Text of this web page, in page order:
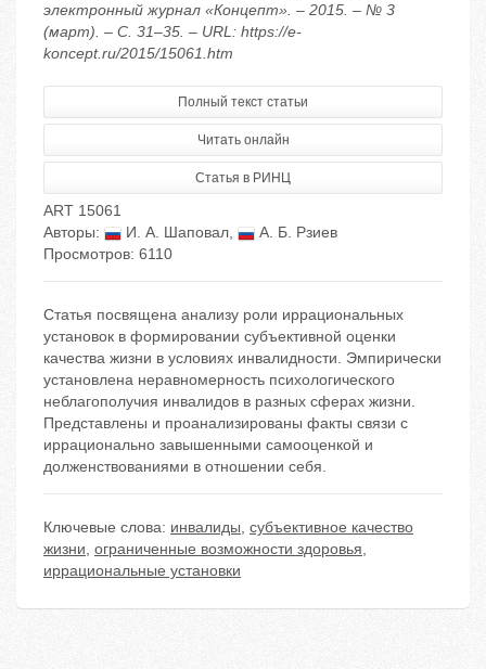
электронный журнал «Концепт». – 2015. – № 3
(март). – С. 31–35. – URL: https://e-
koncept.ru/2015/15061.htm
Полный текст статьи
Читать онлайн
Статья в РИНЦ
ART 15061
Авторы:
И. А. Шаповал,
А. Б. Рзиев
Просмотров: 6110
Статья посвящена анализу роли иррациональных
установок в формировании субъективной оценки
качества жизни в условиях инвалидности. Эмпирически
установлена неравномерность психологического
неблагополучия инвалидов в разных сферах жизни.
Представлены и проанализированы факты связи с
иррационально завышенными самооценкой и
долженствованиями в отношении себя.
Ключевые слова: инвалиды, субъективное качество
жизни, ограниченные возможности здоровья,
иррациональные установки